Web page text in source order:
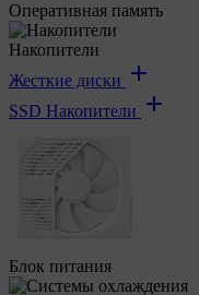
Оперативная память
Накопители
Жесткие диски
SSD Накопители
Блок питания